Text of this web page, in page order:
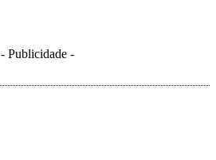
- Publicidade -